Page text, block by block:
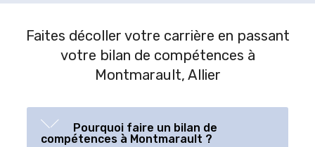
Faites décoller votre carrière en passant
votre bilan de compétences à
Montmarault, Allier
Pourquoi faire un bilan de
compétences à Montmarault ?